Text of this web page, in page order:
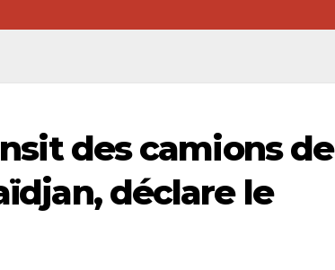
des camions de
déclare le